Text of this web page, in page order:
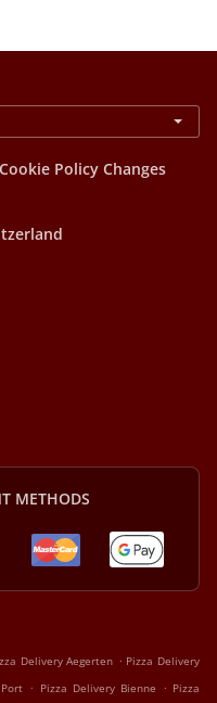
Cookie Policy Changes
METHODS
Delivery Aegerten . Pizza Delivery
. Pizza Delivery Bienne . Pizza